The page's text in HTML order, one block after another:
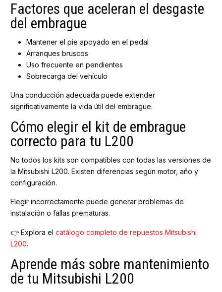
Factores que aceleran el desgaste
del embrague
Mantener el pie apoyado en el pedal
Arranques bruscos
Uso frecuente en pendientes
Sobrecarga del vehículo
Una conducción adecuada puede extender
significativamente la vida útil del embrague.
Cómo elegir el kit de embrague
correcto para tu L200
No todos los kits son compatibles con todas las versiones de
la Mitsubishi L200. Existen diferencias según motor, año y
configuración.
Elegir incorrectamente puede generar problemas de
instalación o fallas prematuras.
👉 Explora el catálogo completo de repuestos Mitsubishi
L200.
Aprende más sobre mantenimiento
de tu Mitsubishi L200